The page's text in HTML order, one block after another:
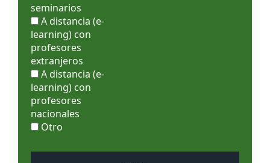
seminarios
A distancia (e-
learning) con
profesores
extranjeros
A distancia (e-
learning) con
profesores
nacionales
Otro